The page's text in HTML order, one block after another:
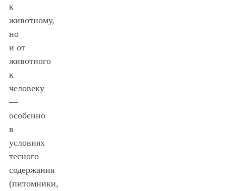
к
животному,
но
и от
животного
к
человеку
—
особенно
в
условиях
тесного
содержания
(питомники,